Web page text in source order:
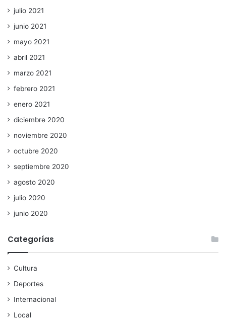
julio 2021
junio 2021
mayo 2021
abril 2021
marzo 2021
febrero 2021
enero 2021
diciembre 2020
noviembre 2020
octubre 2020
septiembre 2020
agosto 2020
julio 2020
junio 2020
Categorías
Cultura
Deportes
Internacional
Local